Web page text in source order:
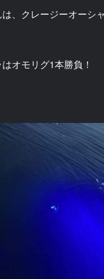
、クレージーオーシ
オモリグ1本勝負！